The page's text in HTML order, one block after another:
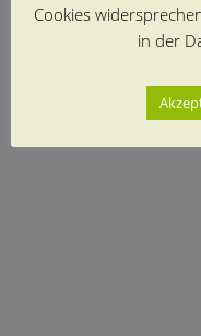
Cookies
in der